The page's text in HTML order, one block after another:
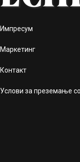
Импресум
Маркетинг
Контакт
Услови за преземање